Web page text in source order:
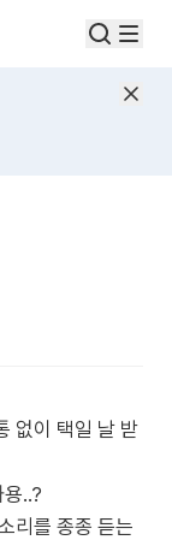
없이 택일 날 받
..?
리를 종종 듣는